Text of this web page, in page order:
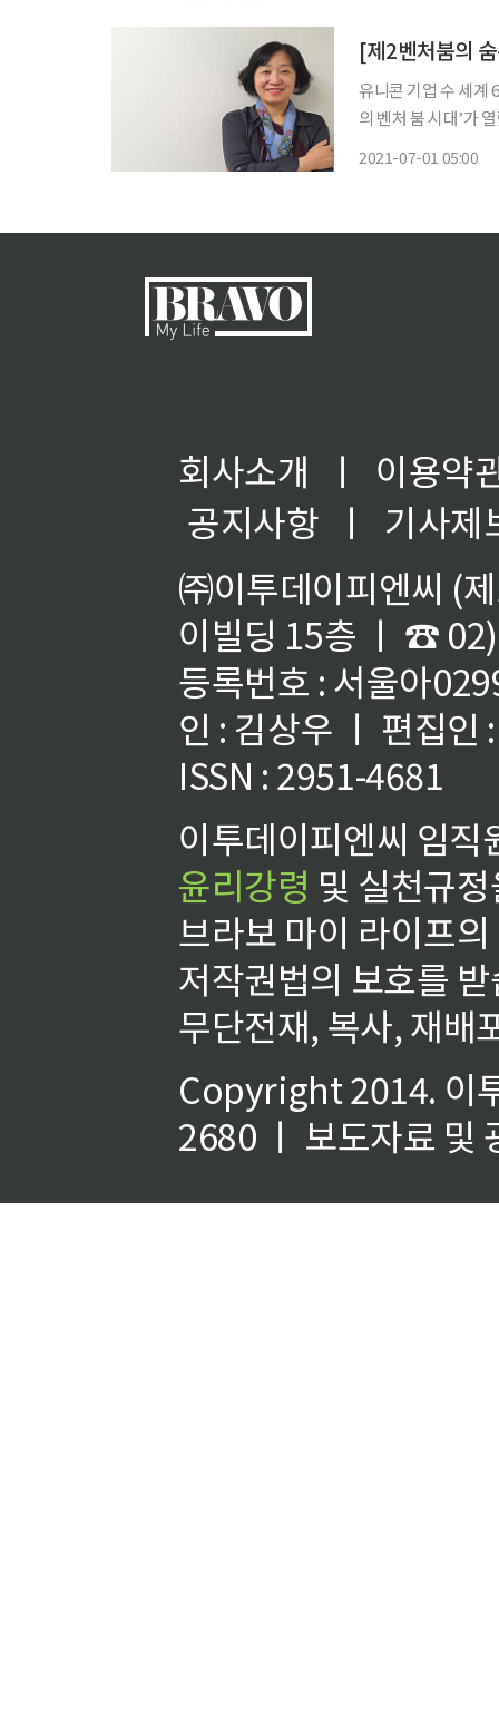
유니콘 기업 수 세계
의 벤처 붐 시대’가
2021-07-01 05:00
회사소개 ㅣ
이용약
공지사항
ㅣ
기사제
㈜이투데이피엔씨 (
이빌딩 15층 ㅣ ☎
등록번호 : 서울아
인 : 김상우 ㅣ 편집인
ISSN : 2951-4681
이투데이피엔씨 임
윤리강령 및 실천규
브라보 마이 라이프
저작권법의 보호를
무단전재, 복사, 재배
Copyright 2014. 이
2680 ㅣ 보도자료